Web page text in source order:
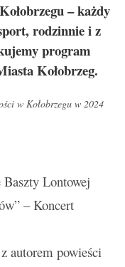
– każdy
rodzinnie i z
program
Kołobrzeg.
w Kołobrzegu w 2024
Lontowej
– Koncert
autorem powieści